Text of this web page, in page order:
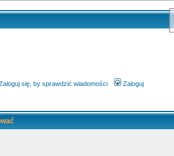
się, by sprawdzić wiadomości Zaloguj